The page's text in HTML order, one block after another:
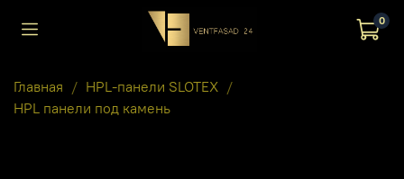
0
Главная
HPL-панели SLOTEX
HPL панели под камень